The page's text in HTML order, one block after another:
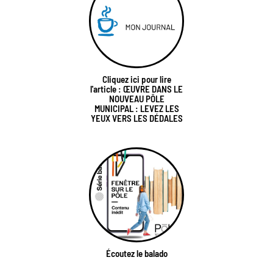
Cliquez ici pour lire
l'article : ŒUVRE DANS LE
NOUVEAU PÔLE
MUNICIPAL : LEVEZ LES
YEUX VERS LES DÉDALES
Écoutez le balado